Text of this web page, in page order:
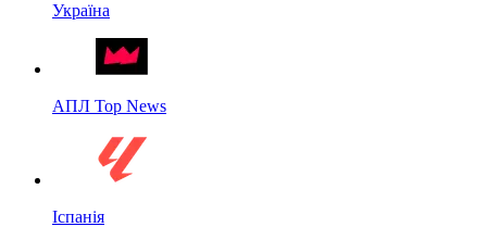
Україна
АПЛ Top News
Іспанія